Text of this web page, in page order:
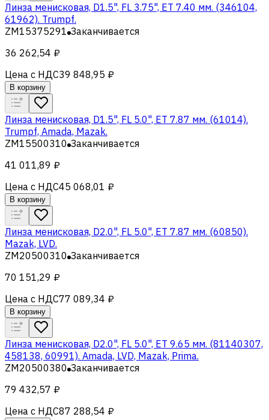
Линза менисковая, D1.5", FL 3.75", ET 7.40 мм. (346104,
61962). Trumpf.
ZM15375291 Заканчивается
36 262,54 ₽
Цена с НДС39 848,95 ₽
В корзину
Линза менисковая, D1.5", FL 5.0", ET 7.87 мм. (61014).
Trumpf, Amada, Mazak.
ZM15500310 Заканчивается
41 011,89 ₽
Цена с НДС45 068,01 ₽
В корзину
Линза менисковая, D2.0", FL 5.0", ET 7.87 мм. (60850).
Mazak, LVD.
ZM20500310 Заканчивается
70 151,29 ₽
Цена с НДС77 089,34 ₽
В корзину
Линза менисковая, D2.0", FL 5.0", ET 9.65 мм. (81140307,
458138, 60991). Amada, LVD, Mazak, Prima.
ZM20500380 Заканчивается
79 432,57 ₽
Цена с НДС87 288,54 ₽